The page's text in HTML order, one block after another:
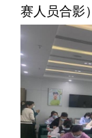
赛人员合影）